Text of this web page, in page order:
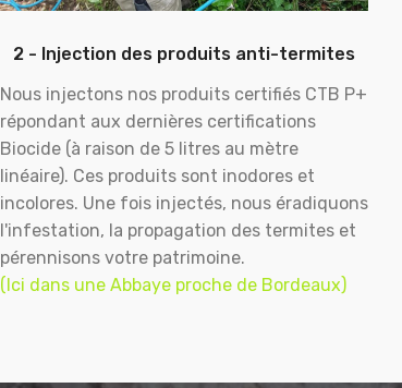
2 - Injection des produits anti-termites
Nous injectons nos produits certifiés CTB P+
répondant aux dernières certifications
Biocide (à raison de 5 litres au mètre
linéaire). Ces produits sont inodores et
incolores. Une fois injectés, nous éradiquons
l'infestation, la propagation des termites et
pérennisons votre patrimoine.
(Ici dans une Abbaye proche de Bordeaux)